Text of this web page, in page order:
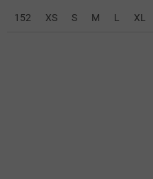
152 XS S M L XL